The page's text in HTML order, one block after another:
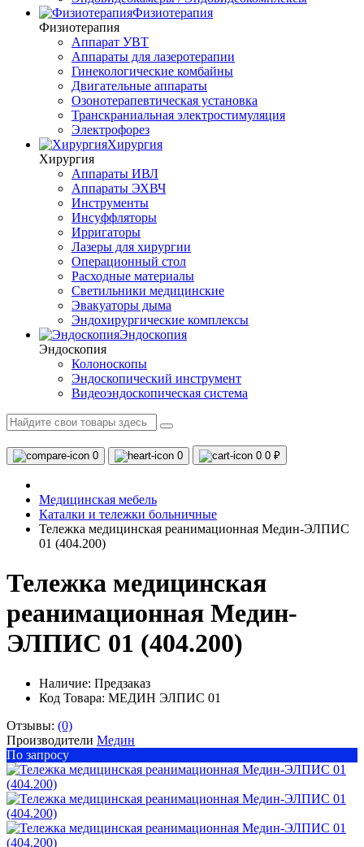
Физиотерапия
Физиотерапия
Аппарат УВТ
Аппараты для лазеротерапии
Гинекологические комбайны
Двигательные аппараты
Озонотерапевтическая установка
Транскраниальная электростимуляция
Электрофорез
Хирургия
Хирургия
Аппараты ИВЛ
Аппараты ЭХВЧ
Инструменты
Инсуффляторы
Ирригаторы
Лазеры для хирургии
Операционный стол
Расходные материалы
Светильники медицинские
Эвакуаторы дыма
Эндохирургические комплексы
Эндоскопия
Эндоскопия
Колоноскопы
Эндоскопический инструмент
Видеоэндоскопическая система
0 0 0 0 ₽
Медицинская мебель
Каталки и тележки больничные
Тележка медицинская реанимационная Медин-ЭЛПИС
01 (404.200)
Тележка медицинская
реанимационная Медин-
ЭЛПИС 01 (404.200)
Наличие: Предзаказ
Код Товара: МЕДИН ЭЛПИС 01
Отзывы: (0)
Производители Медин
По запросу